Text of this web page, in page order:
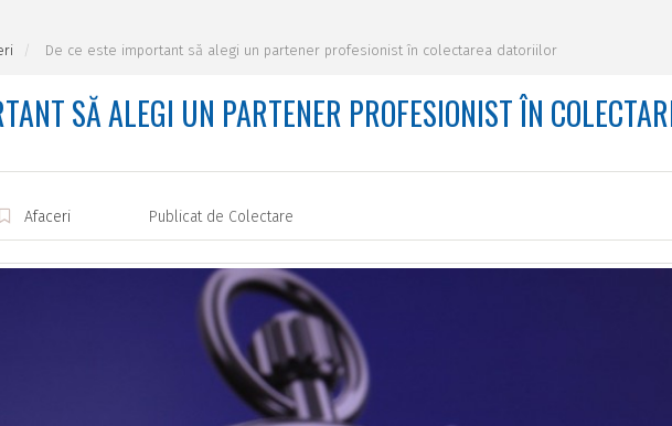
De ce este important să alegi un partener profesionist în colectarea datoriilor
SĂ ALEGI UN PARTENER PROFESIONIST ÎN
Afaceri Publicat de Colectare